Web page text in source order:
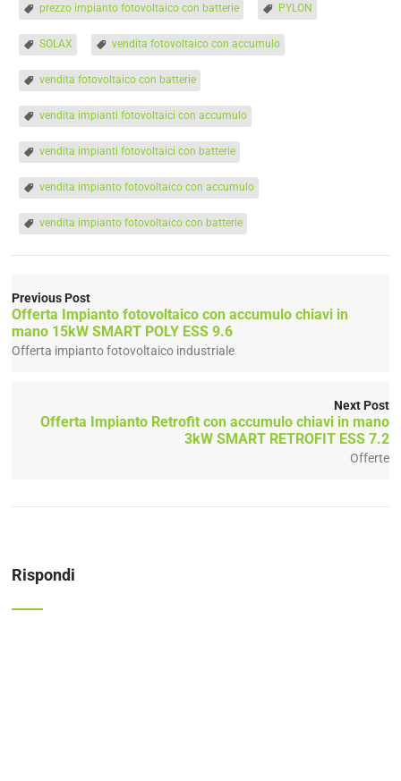
prezzo impianto fotovoltaico con batterie PYLON
SOLAX vendita fotovoltaico con accumulo
vendita fotovoltaico con batterie
vendita impianti fotovoltaici con accumulo
vendita impianti fotovoltaici con batterie
vendita impianto fotovoltaico con accumulo
vendita impianto fotovoltaico con batterie
Previous Post
Offerta Impianto fotovoltaico con accumulo chiavi in
mano 15kW SMART POLY ESS 9.6
Offerta impianto fotovoltaico industriale
Next Post
Offerta Impianto Retrofit con accumulo chiavi in mano
3kW SMART RETROFIT ESS 7.2
Offerte
Rispondi